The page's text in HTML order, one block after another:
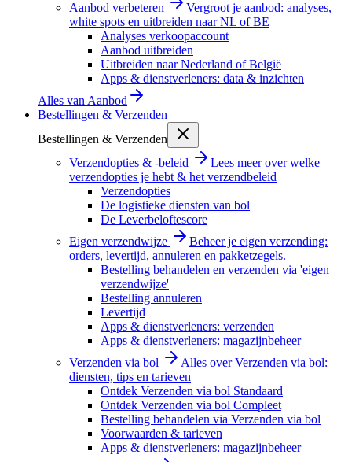
Aanbod verbeteren
Vergroot je aanbod: analyses,
white spots en uitbreiden naar NL of BE
Analyses verkoopaccount
Aanbod uitbreiden
Uitbreiden naar Nederland of België
Apps & dienstverleners: data & inzichten
Alles van Aanbod
Bestellingen & Verzenden
Bestellingen & Verzenden
Verzendopties & -beleid
Lees meer over welke
verzendopties je hebt & het verzendbeleid
Verzendopties
De logistieke diensten van bol
De Leverbeloftescore
Eigen verzendwijze
Beheer je eigen verzending:
orders, levertijd, annuleren en pakketzegels.
Bestelling behandelen en verzenden via 'eigen
verzendwijze'
Bestelling annuleren
Levertijd
Apps & dienstverleners: verzenden
Apps & dienstverleners: magazijnbeheer
Verzenden via bol
Alles over Verzenden via bol:
diensten, tips en tarieven
Ontdek Verzenden via bol Standaard
Ontdek Verzenden via bol Compleet
Bestelling behandelen via Verzenden via bol
Voorwaarden & tarieven
Apps & dienstverleners: magazijnbeheer